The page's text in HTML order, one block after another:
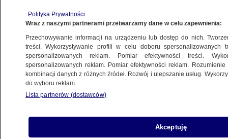
znaleziono pralkę"? To coś innego
15.05.2022, 14:50
Udostępnij
Polityka Prywatności
Wraz z naszymi partnerami przetwarzamy dane w celu zapewnienia:
Przechowywanie informacji na urządzeniu lub dostęp do nich.
treści. Wykorzystywanie profili w celu doboru spersonalizowanych
spersonalizowanych reklam. Pomiar efektywności treści.
spersonalizowanych reklam. Pomiar efektywności reklam.
kombinacji danych z różnych źródeł. Rozwój i ulepszanie usług.
do wyboru reklam.
Lista partnerów (dostawców)
Akceptuję